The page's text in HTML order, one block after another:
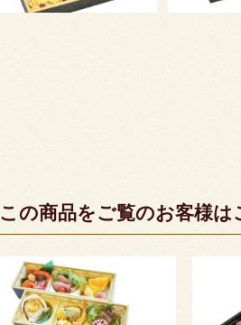
この商品をご覧のお客様